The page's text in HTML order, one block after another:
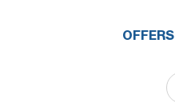
OFFERS